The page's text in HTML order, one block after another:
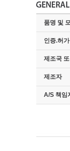
품명 및
인증.허
제조국
제조자
A/S 책임